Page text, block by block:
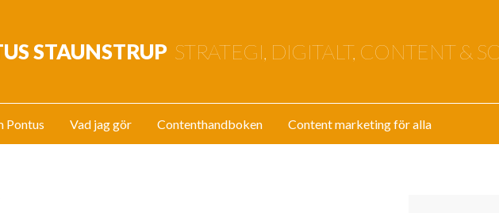
STAUNSTRUP STRATEGI, DIGITALT, CONTENT &
Pontus Vad jag gör Contenthandboken Content marketing för alla